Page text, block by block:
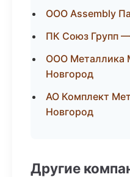
ООО Assembly
ПК Союз Групп
ООО Металлика
Новгород
АО Комплект
Новгород
Другие